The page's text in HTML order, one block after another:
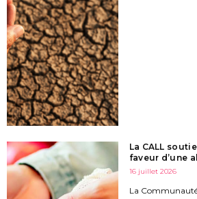
La CALL
faveur d’une
16 juillet 2026
La